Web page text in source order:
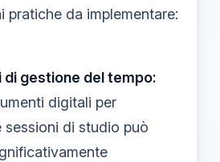
pratiche da implementare:
di gestione del tempo:
digitali per
sessioni di studio può